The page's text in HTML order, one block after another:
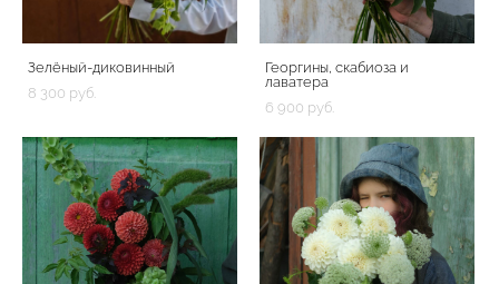
Зелёный-диковинный
8 300 pуб.
Георгины, скабиоза и
лаватера
6 900 pуб.